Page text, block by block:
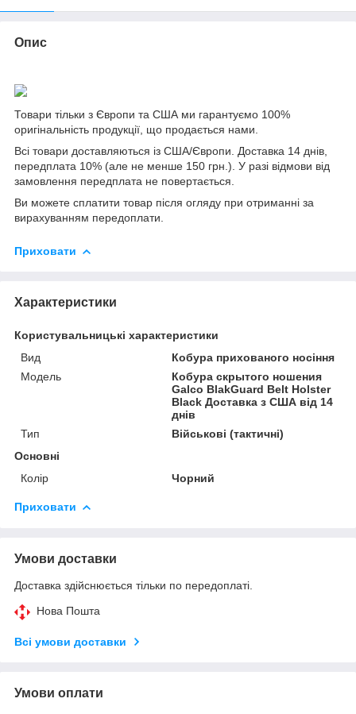
Опис
Товари тільки з Європи та США ми гарантуємо 100%
оригінальність продукції, що продається нами.
Всі товари доставляються із США/Європи. Доставка 14 днів,
передплата 10% (але не менше 150 грн.). У разі відмови від
замовлення передплата не повертається.
Ви можете сплатити товар після огляду при отриманні за
вирахуванням передоплати.
Приховати
Характеристики
Користувальницькі характеристики
Вид
Кобура прихованого носіння
Мoдель
Кобура скрытого ношения
Galco BlakGuard Belt Holster
Black Доставка з США від 14
днів
Тип
Військові (тактичні)
Основні
Колір
Чорний
Приховати
Умови доставки
Доставка здійснюється тільки по передоплаті.
Нова Пошта
Всі умови доставки
Умови оплати